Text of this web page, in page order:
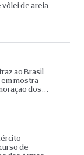
vôlei de areia
ao Brasil
em mostra
dos
de